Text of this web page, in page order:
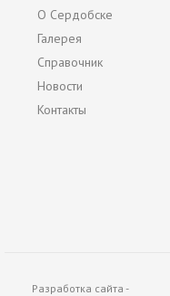
О Сердобске
Галерея
Справочник
Новости
Контакты
Разработка сайта -